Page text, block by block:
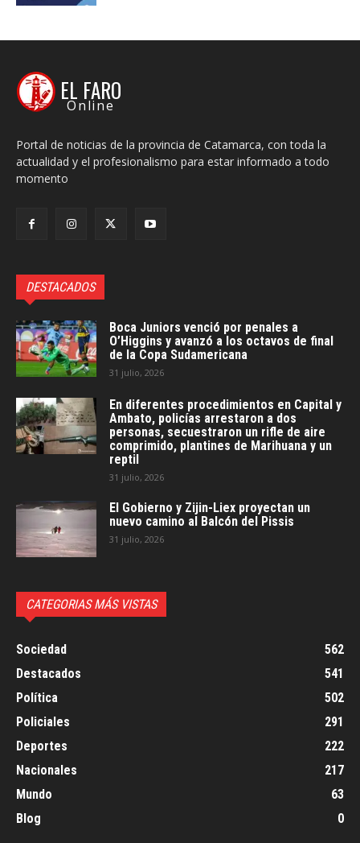
EL FARO
Online
Portal de noticias de la provincia de Catamarca, con toda la
actualidad y el profesionalismo para estar informado a todo
momento
DESTACADOS
Boca Juniors venció por penales a
O’Higgins y avanzó a los octavos de final
de la Copa Sudamericana
31 julio, 2026
En diferentes procedimientos en Capital y
Ambato, policías arrestaron a dos
personas, secuestraron un rifle de aire
comprimido, plantines de Marihuana y un
reptil
31 julio, 2026
El Gobierno y Zijin-Liex proyectan un
nuevo camino al Balcón del Pissis
31 julio, 2026
CATEGORIAS MÁS VISTAS
Sociedad
562
Destacados
541
Política
502
Policiales
291
Deportes
222
Nacionales
217
Mundo
63
Blog
0